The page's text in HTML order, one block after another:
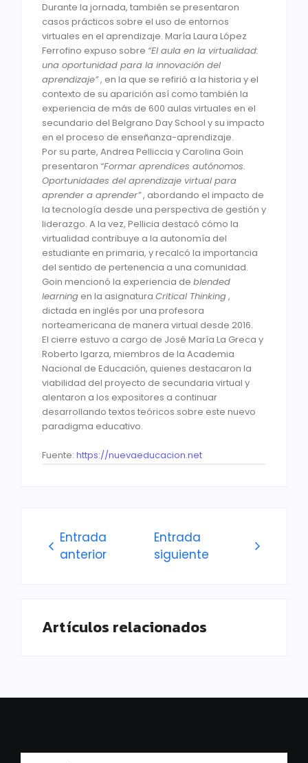
Durante la jornada, también se presentaron
casos prácticos sobre el uso de entornos
virtuales en el aprendizaje. María Laura López
Ferrofino expuso sobre “El aula en la virtualidad:
una oportunidad para la innovación del
aprendizaje”, en la que se refirió a la historia y el
contexto de su aparición así como también la
experiencia de más de 600 aulas virtuales en el
secundario del Belgrano Day School y su impacto
en el proceso de enseñanza-aprendizaje.
Por su parte, Andrea Pelliccia y Carolina Goin
presentaron “Formar aprendices autónomos.
Oportunidades del aprendizaje virtual para
aprender a aprender”, abordando el impacto de
la tecnología desde una perspectiva de gestión y
liderazgo. A la vez, Pellicia destacó cómo la
virtualidad contribuye a la autonomía del
estudiante en primaria, y recalcó la importancia
del sentido de pertenencia a una comunidad.
Goin mencionó la experiencia de blended
learning en la asignatura Critical Thinking,
dictada en inglés por una profesora
norteamericana de manera virtual desde 2016.
El cierre estuvo a cargo de José María La Greca y
Roberto Igarza, miembros de la Academia
Nacional de Educación, quienes destacaron la
viabilidad del proyecto de secundaria virtual y
alentaron a los expositores a continuar
desarrollando textos teóricos sobre este nuevo
paradigma educativo.
Fuente: https://nuevaeducacion.net
Entrada
anterior
Entrada
siguiente
Artículos relacionados